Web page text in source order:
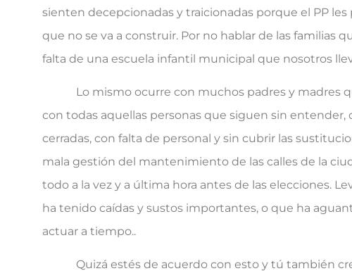
sienten decepcionadas y traicionadas porque el PP
que no se va a construir. Por no hablar de las familias
falta de una escuela infantil municipal que nosotros
Lo mismo ocurre con muchos padres y madres
con todas aquellas personas que siguen sin
cerradas, con falta de personal y sin cubrir las
mala gestión del mantenimiento de las calles de la
todo a la vez y a última hora antes de las elecciones.
ha tenido caídas y sustos importantes, o que ha
actuar a tiempo..
Quizá estés de acuerdo con esto y tú también